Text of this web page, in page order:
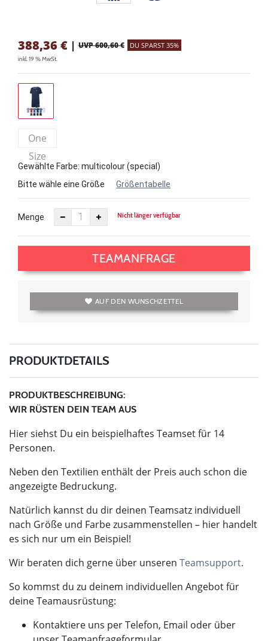
388,36 € | UVP 600,60 € DU SPARST 35%
inkl. 19 % MwSt.
One
Size
Gewählte Farbe: multicolour (special)
Bitte wähle eine Größe
Größentabelle
Menge Nicht länger verfügbar
TEAMANFRAGE
AUF DEN WUNSCHZETTEL
PRODUKTDETAILS
PRODUKTBESCHREIBUNG:
WIR RÜSTEN DEIN TEAM AUS
Hier siehst Du ein beispielhaftes Teamset für 14
Personen.
Neben den Textilien enthält der Preis auch schon die
angezeigte Bedruckung.
Natürlich kannst du dir deinen Teamsatz individuell
nach Größe und Farbe zusammenstellen – hier handelt
es sich nur um ein Beispiel!
Wir beraten dich gerne über unseren Teamsupport.
So kommst du zu deinem individuellen Angebot für
deine Teamausrüstung:
Kontaktiere uns per Telefon, Email oder über